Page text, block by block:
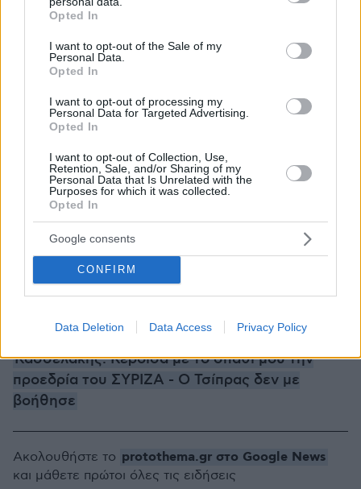
grant or deny consent to Google and its third-party tags to
use your data for below specified purposes in below Google
consent section.
Opted In
I want to opt-out of the Sale of my
Personal Data.
Opted In
I want to opt-out of processing my
Personal Data for Targeted Advertising.
Opted In
I want to opt-out of Collection, Use,
Retention, Sale, and/or Sharing of my
Personal Data that Is Unrelated with the
Purposes for which it was collected.
Opted In
Google consents
CONFIRM
Data Deletion Data Access Privacy Policy
Δυσχέρεια στην κίνηση των οχημάτων είχε
νωρίτερα προκληθεί και στο 40χλμ της Εθνικής
τροχαίου ατυχήματος. Δεν υπάρχουν
πληροφορίες για τραυματίες.
Ειδήσεις σήμερα:
Πεθερός σκότωσε με καραμπίνα τον γαμπρό
του και αυτοκτόνησε στη Νίκαια
Νίκαια: «Μαμά βγες έξω, κάποιος κακός
σκότωσε τον μπαμπά» - Πώς ο 64χρονος
δολοφόνησε τον γαμπρό του
Κασσελάκης: Κέρδισα με το σπαθί μου την
προεδρία του ΣΥΡΙΖΑ - Ο Τσίπρας δεν με
βοήθησε
Ακολουθήστε το protothema.gr στο Google News
και μάθετε πρώτοι όλες τις ειδήσεις